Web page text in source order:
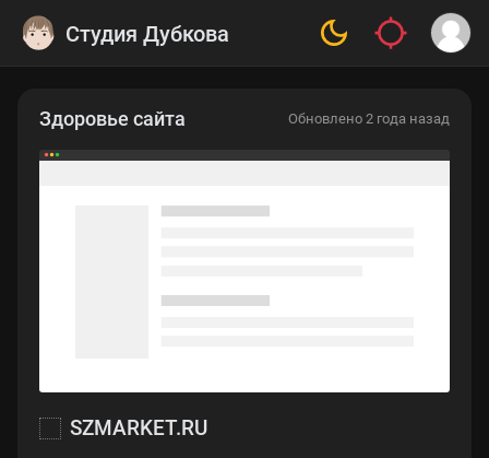
Студия Дубкова
Здоровье сайта Обновлено 2 года назад
SZMARKET.RU